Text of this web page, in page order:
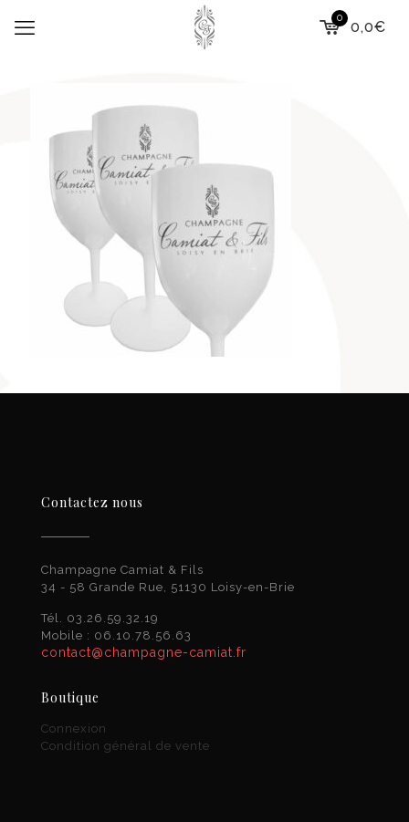
0
0,0€
Contactez nous
Champagne Camiat & Fils
34 - 58 Grande Rue, 51130 Loisy-en-Brie
Tél. 03.26.59.32.19
Mobile : 06.10.78.56.63
contact@champagne-camiat.fr
Boutique
Connexion
Condition général de vente